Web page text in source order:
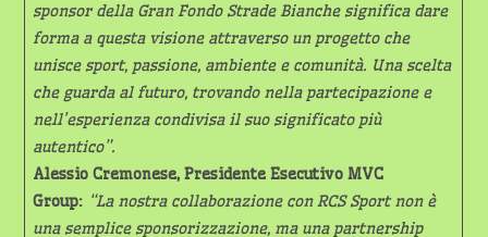
sponsor della Gran Fondo Strade Bianche significa dare
forma a questa visione attraverso un progetto che
unisce sport, passione, ambiente e comunità. Una scelta
che guarda al futuro, trovando nella partecipazione e
nell’esperienza condivisa il suo significato più
autentico”.
Alessio Cremonese, Presidente Esecutivo MVC
Group: “La nostra collaborazione con RCS Sport non è
una semplice sponsorizzazione, ma una partnership